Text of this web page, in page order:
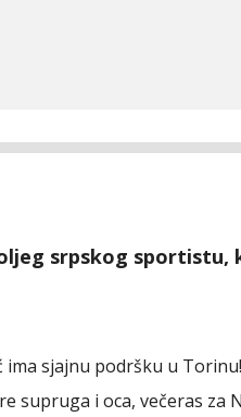
srpskog sportistu,
sjajnu podršku u
supruga i oca, večeras za